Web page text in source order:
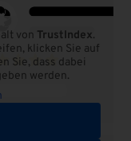
von TrustIndex.
klicken Sie auf
Sie, dass dabei
werden.